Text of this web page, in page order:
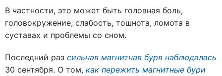
В частности, это может быть головная боль,
головокружение, слабость, тошнота, ломота в
суставах и проблемы со сном.
Последний раз сильная магнитная буря наблюдалась
30 сентября. О том, как пережить магнитные бури